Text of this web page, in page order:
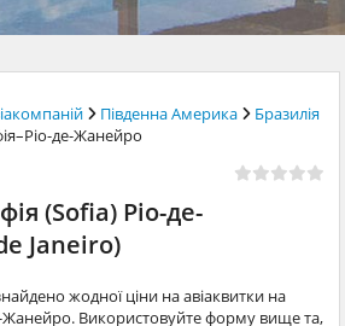
Південна Америка
Бразилія
де-Жанейро
(Sofia) Ріо-де-
Janeiro)
жодної ціни на авіаквитки на
Жанейро. Використовуйте форму вище та,